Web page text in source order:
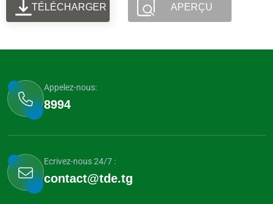
TÉLÉCHARGER APERÇU
Appelez-nous:
8994
Ecrivez-nous 24/7 :
contact@tde.tg